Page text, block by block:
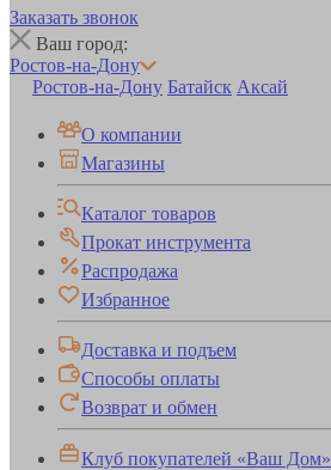
Заказать звонок
Ваш город:
Ростов-на-Дону
Ростов-на-Дону Батайск Аксай
О компании
Магазины
Каталог товаров
Прокат инструмента
Распродажа
Избранное
Доставка и подъем
Способы оплаты
Возврат и обмен
Клуб покупателей «Ваш Дом»